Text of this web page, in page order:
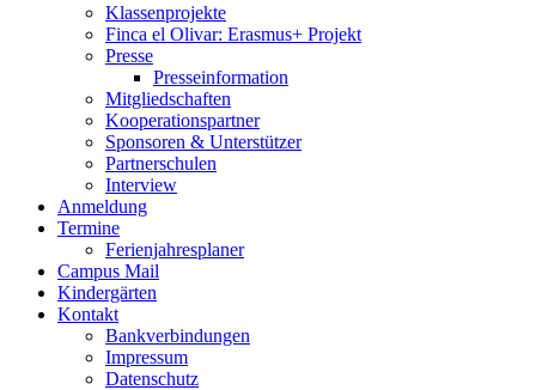
Klassenprojekte
Finca el Olivar: Erasmus+ Projekt
Presse
Presseinformation
Mitgliedschaften
Kooperationspartner
Sponsoren & Unterstützer
Partnerschulen
Interview
Anmeldung
Termine
Ferienjahresplaner
Campus Mail
Kindergärten
Kontakt
Bankverbindungen
Impressum
Datenschutz